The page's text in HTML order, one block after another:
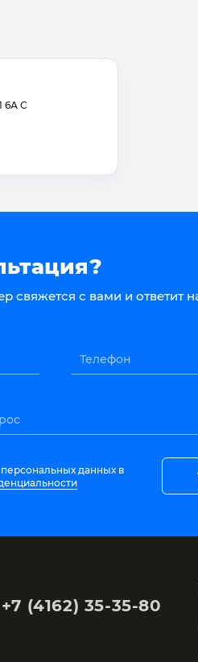
6А С
свяжется с вами и ответит
Телефон
данных в
+7 (4162) 35-35-80